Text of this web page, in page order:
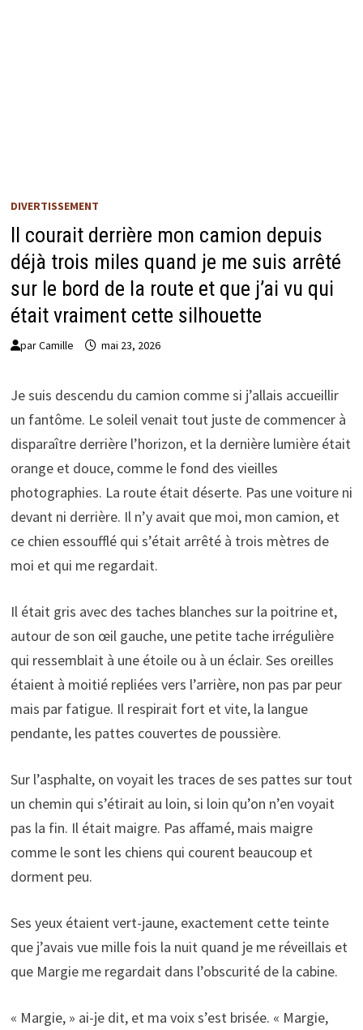
DIVERTISSEMENT
Il courait derrière mon camion depuis
déjà trois miles quand je me suis arrêté
sur le bord de la route et que j’ai vu qui
était vraiment cette silhouette
parCamille mai 23, 2026
Je suis descendu du camion comme si j’allais accueillir
un fantôme. Le soleil venait tout juste de commencer à
disparaître derrière l’horizon, et la dernière lumière était
orange et douce, comme le fond des vieilles
photographies. La route était déserte. Pas une voiture ni
devant ni derrière. Il n’y avait que moi, mon camion, et
ce chien essoufflé qui s’était arrêté à trois mètres de
moi et qui me regardait.
Il était gris avec des taches blanches sur la poitrine et,
autour de son œil gauche, une petite tache irrégulière
qui ressemblait à une étoile ou à un éclair. Ses oreilles
étaient à moitié repliées vers l’arrière, non pas par peur
mais par fatigue. Il respirait fort et vite, la langue
pendante, les pattes couvertes de poussière.
Sur l’asphalte, on voyait les traces de ses pattes sur tout
un chemin qui s’étirait au loin, si loin qu’on n’en voyait
pas la fin. Il était maigre. Pas affamé, mais maigre
comme le sont les chiens qui courent beaucoup et
dorment peu.
Ses yeux étaient vert-jaune, exactement cette teinte
que j’avais vue mille fois la nuit quand je me réveillais et
que Margie me regardait dans l’obscurité de la cabine.
« Margie, » ai-je dit, et ma voix s’est brisée. « Margie,